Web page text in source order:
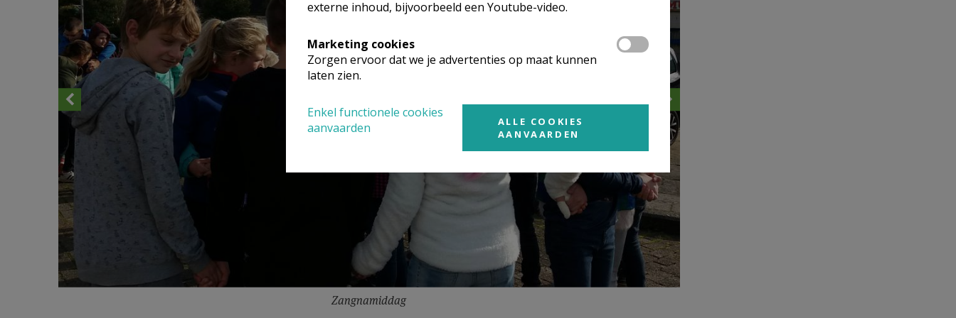
Zangnamiddag
externe inhoud, bijvoorbeeld een Youtube-video.
Marketing cookies
Zorgen ervoor dat we je advertenties op maat kunnen
laten zien.
Enkel functionele cookies
aanvaarden
ALLE COOKIES
AANVAARDEN